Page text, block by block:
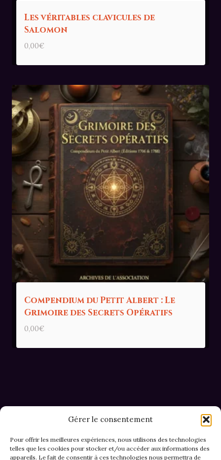
Gérer le consentement
Pour offrir les meilleures expériences, nous utilisons des technologies
telles que les cookies pour stocker et/ou accéder aux informations des
appareils. Le fait de consentir à ces technologies nous permettra de
Les véritables clavicules de
Salomon
0,00€
Compendium du Petit Albert : Le
Grimoire des Secrets Opératifs
0,00€